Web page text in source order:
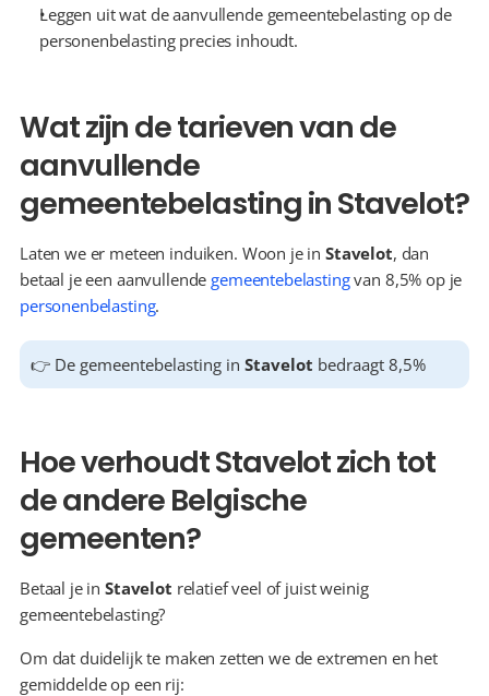
Leggen uit wat de aanvullende gemeentebelasting op de
personenbelasting precies inhoudt.
Wat zijn de tarieven van de
aanvullende
gemeentebelasting in Stavelot?
Laten we er meteen induiken. Woon je in Stavelot, dan
betaal je een aanvullende gemeentebelasting
personenbelasting.
👉 De gemeentebelasting in Stavelot bedraagt 8,5%
Hoe verhoudt Stavelot zich tot
de andere Belgische
gemeenten?
Betaal je in Stavelot relatief veel of juist weinig
gemeentebelasting?
Om dat duidelijk te maken zetten we de extremen en het
gemiddelde op een rij: